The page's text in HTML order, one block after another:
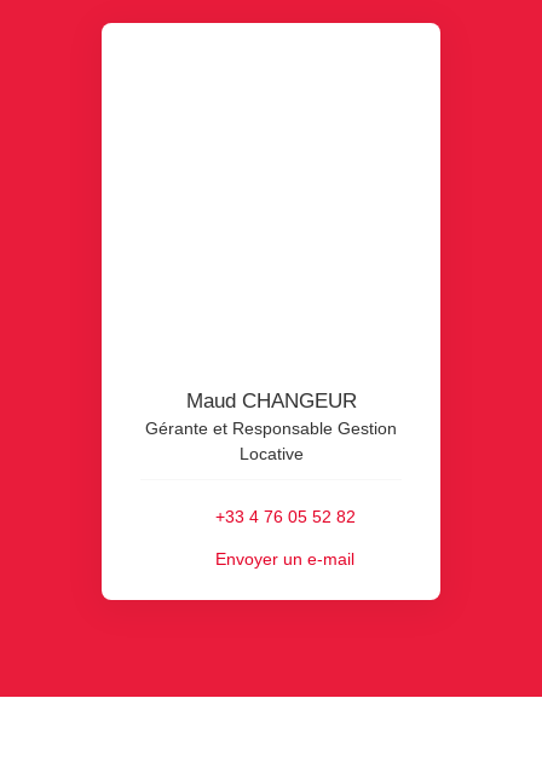
Maud CHANGEUR
Gérante et Responsable Gestion
Locative
+33 4 76 05 52 82
Envoyer un e-mail